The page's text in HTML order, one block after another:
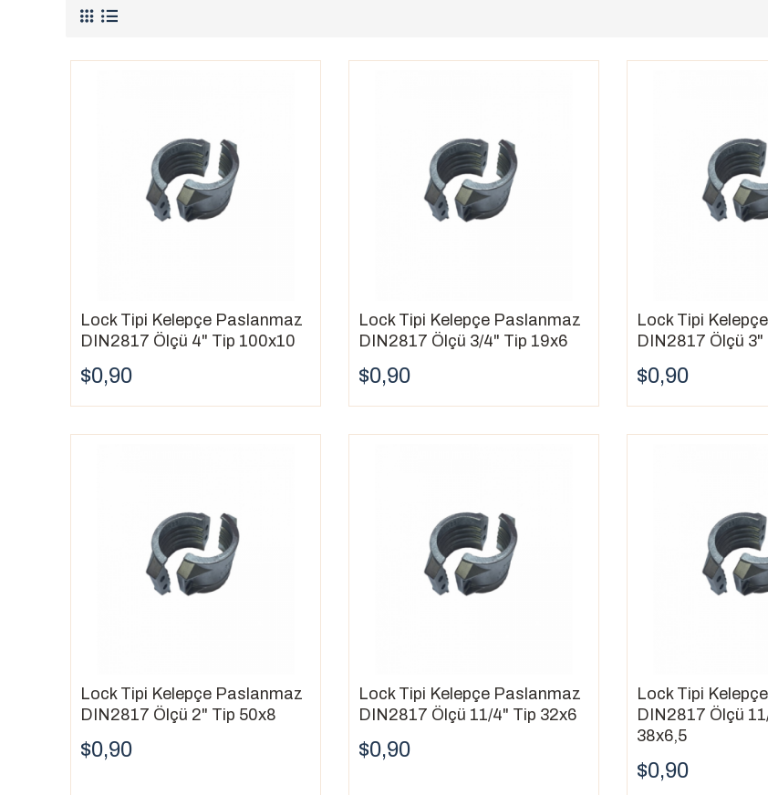
Güvenli ve Sağlam Bağlantı:
Kilit mekanizması, kelepçenin gevşemesini veya yerinden çıkmasını
bir bağlantı sağlar.
Çok Yönlülük:Farklı boyutlarda, malzemelerde ve tasarımlarda mevcuttur, bu da onları çok çeşitli
Havacılık ve uzay
Tarım ve makine
Hidrolik ve pnömatik sistemler
İnşaat ve tesisat
Kimya ve petrokimya endüstrisi
Bantlı Kelepçeler:
Daha büyük hortumlar ve borular için uygundur. Bant, bir cıvata veya vida ile gerilir.
Alyans Kelepçeler:Özellikle havacılık ve uzay endüstrisinde kullanılan yüksek basınçlı uygulamalar için
Kelepçenin Boyutu:
Kelepçenin, bağlamak istediğiniz hortum veya borunun çapına uygun olduğundan
Malzeme:Kelepçenin, çalışma ortamına uygun bir malzemeden yapılmış olduğundan emin olun.
Uygulama:Kelepçenin, uygulamanız için uygun bir tasarıma sahip olduğundan emin olun.
Lock Tipi Kelepçe Paslanmaz
DIN2817 Ölçü 4" Tip 100x10
$0,90
Lock Tipi Kelepçe Paslanmaz
DIN2817 Ölçü 3/4" Tip 19x6
$0,90
Lock Tipi
DIN2817 Ölçü 3"
$0,90
Lock Tipi Kelepçe Paslanmaz
DIN2817 Ölçü 2" Tip 50x8
$0,90
Lock Tipi Kelepçe Paslanmaz
DIN2817 Ölçü 11/4" Tip 32x6
$0,90
Lock Tipi
DIN2817 Ölçü
38x6,5
$0,90